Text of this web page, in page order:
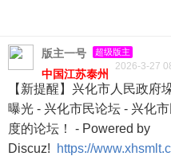
版主一号 超级版主
2026-3-27
中国江苏泰州
【新提醒】兴化市人民政府
曝光 - 兴化市民论坛 - 兴化
度的论坛！ - Powered by
Discuz!
https://